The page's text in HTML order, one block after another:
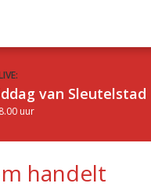
van Sleutelstad
uur
Keanu
handelt